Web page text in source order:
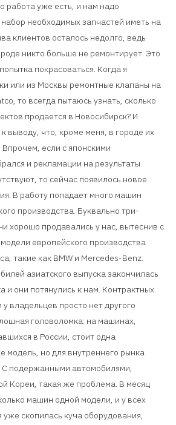
работа уже есть, и нам надо
необходимых запчастей иметь на
клиентов осталось недолго, ведь
никто больше не ремонтирует. Это
покрасоваться. Когда я
или из Москвы ремонтные клапаны на
то всегда пытаюсь узнать, сколько
продается в Новосибирск? И
выводу, что, кроме меня, в городе их
Впрочем, если с японскими
и рекламации на результаты
то сейчас появилось новое
В работу попадает много машин
производства. Буквально три-
хорошо продавались у нас, вытеснив с
европейского производства
такие как BMW и Mercedes-Benz.
азиатского выпуска закончилась
и они потянулись к нам. Контрактных
владельцев просто нет другого
головоломка: на машинах,
в России, стоит одна
модель, но для внутреннего рынка
С подержанными автомобилями,
Кореи, такая же проблема. В месяц
машин одной модели, и у всех
скопилась куча оборудования,